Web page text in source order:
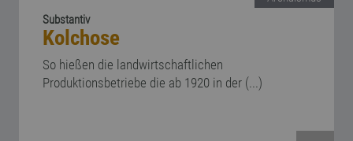
Substantiv
Kolchose
So hießen die landwirtschaftlichen
Produktionsbetriebe die ab 1920 in der (...)